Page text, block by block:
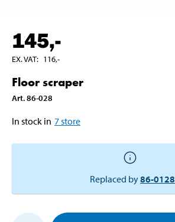
145,-
EX. VAT: 116,-
Floor scraper
Art.86-028
In stock in 7store
Replaced by86-0128